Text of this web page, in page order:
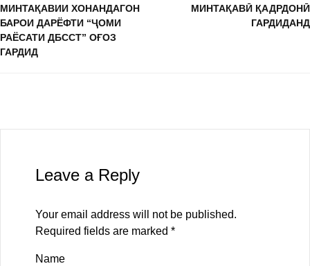
МИНТАҚАВИИ ХОНАНДАГОН
БАРОИ ДАРЁФТИ “ҶОМИ
РАЁСАТИ ДБССТ” ОҒОЗ
ГАРДИД
МИНТАҚАВӢ ҚАДРДОНӢ
ГАРДИДАНД
Leave a Reply
Your email address will not be published.
Required fields are marked *
Name